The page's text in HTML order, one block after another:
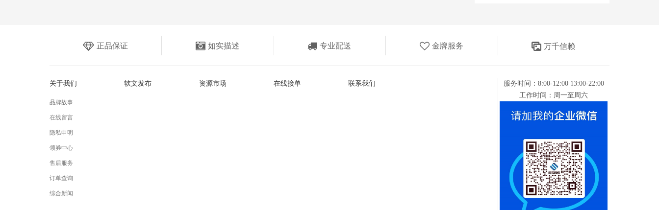
正品保证 如实描述 专业配送 金牌服务 万千信赖
关于我们
品牌故事
在线留言
隐私申明
领券中心
售后服务
订单查询
综合新闻
软文发布 资源市场 在线接单 联系我们
服务时间：8:00-12:00 13:00-22:00
工作时间：周一至周六